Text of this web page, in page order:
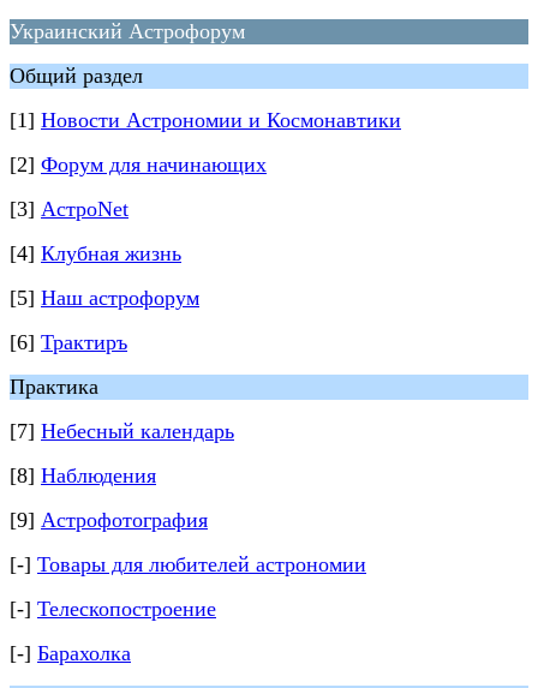
Украинский Астрофорум
Общий раздел
[1] Новости Астрономии и Космонавтики
[2] Форум для начинающих
[3] АстроNet
[4] Клубная жизнь
[5] Наш астрофорум
[6] Трактиръ
Практика
[7] Небесный календарь
[8] Наблюдения
[9] Астрофотография
[-] Товары для любителей астрономии
[-] Телескопостроение
[-] Барахолка